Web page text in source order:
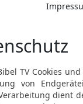
nicht
So
ihnen
Höre
kommen
Worte